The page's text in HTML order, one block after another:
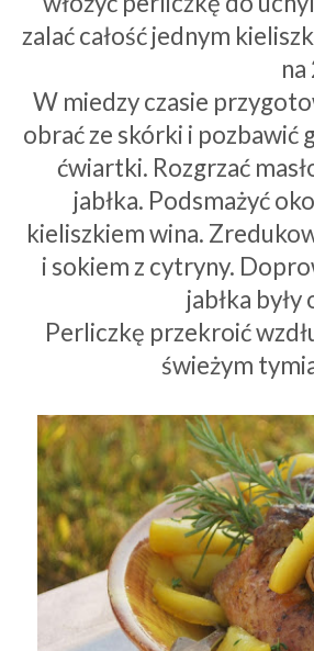
zalać całość jednym
na
W miedzy czasie
obrać ze skórki i pozbawić
ćwiartki. Rozgrzać
jabłka. Podsmażyć
kieliszkiem wina.
i sokiem z cytryny.
jabłka
Perliczkę przekroić
świeżym